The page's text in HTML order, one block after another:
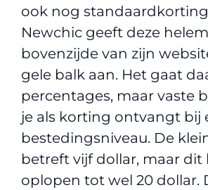
ook nog
Newchic geeft deze
bovenzijde van zijn
gele balk aan. Het gaat
percentages, maar vaste
je als korting ontvangt bij
bestedingsniveau. De
betreft vijf dollar, maar dit
oplopen tot wel 20 dollar.